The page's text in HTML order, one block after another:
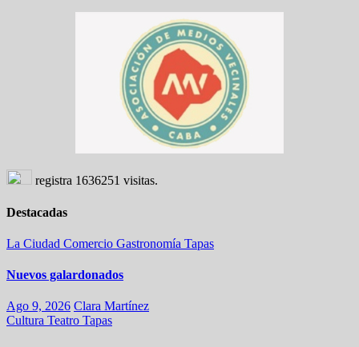
registra 1636251 visitas.
Destacadas
La Ciudad Comercio Gastronomía Tapas
Nuevos galardonados
Ago 9, 2026 Clara Martínez
Cultura Teatro Tapas